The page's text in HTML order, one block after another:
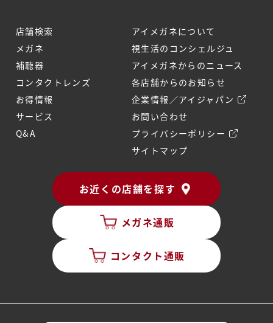
店舗検索
メガネ
補聴器
コンタクトレンズ
お得情報
サービス
Q&A
アイメガネについて
視生活のコンシェルジュ
アイメガネからのニュース
各店舗からのお知らせ
企業情報／アイジャパン
お問い合わせ
プライバシーポリシー
サイトマップ
お近くの店舗を探す
メガネ通販
コンタクト通販